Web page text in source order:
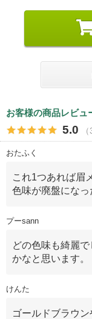
お客様の商品レビュ
5.0
おたふく
これ1つあれば眉
色味が廃盤になっ
プーsann
どの色味も綺麗
かなと思います。
けんた
ゴールドブラウ